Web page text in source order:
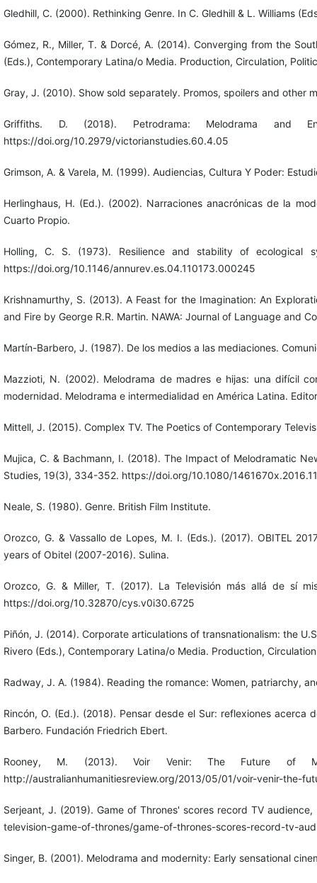
Gledhill, C. (2000). Rethinking Genre. In C. Gledhill & L. Williams
Gómez, R., Miller, T. & Dorcé, A. (2014). Converging from the
(Eds.), Contemporary Latina/o Media. Production, Circulation,
Gray, J. (2010). Show sold separately. Promos, spoilers and other
Griffiths. D. (2018). Petrodrama: Melodrama and
https://doi.org/10.2979/victorianstudies.60.4.05
Grimson, A. & Varela, M. (1999). Audiencias, Cultura Y Poder:
Herlinghaus, H. (Ed.). (2002). Narraciones anacrónicas de la
Cuarto Propio.
Holling, C. S. (1973). Resilience and stability of ecological
https://doi.org/10.1146/annurev.es.04.110173.000245
Krishnamurthy, S. (2013). A Feast for the Imagination: An
and Fire by George R.R. Martin. NAWA: Journal of Language and
Martín-Barbero, J. (1987). De los medios a las mediaciones.
Mazzioti, N. (2002). Melodrama de madres e hijas: una difícil
modernidad. Melodrama e intermedialidad en América Latina.
Mittell, J. (2015). Complex TV. The Poetics of Contemporary
Mujica, C. & Bachmann, I. (2018). The Impact of Melodramatic
Studies, 19(3), 334-352. https://doi.org/10.1080/
Neale, S. (1980). Genre. British Film Institute.
Orozco, G. & Vassallo de Lopes, M. I. (Eds.). (2017). OBITEL
years of Obitel (2007-2016). Sulina.
Orozco, G. & Miller, T. (2017). La Televisión más allá de sí
https://doi.org/10.32870/cys.v0i30.6725
Piñón, J. (2014). Corporate articulations of transnationalism: the
Rivero (Eds.), Contemporary Latina/o Media. Production,
Radway, J. A. (1984). Reading the romance: Women, patriarchy,
Rincón, O. (Ed.). (2018). Pensar desde el Sur: reflexiones
Barbero. Fundación Friedrich Ebert.
Rooney, M. (2013). Voir Venir: The Future of
http://australianhumanitiesreview.org/2013/05/01/voir-venir-the-
Serjeant, J. (2019). Game of Thrones' scores record TV
television-game-of-thrones/game-of-thrones-scores-record-tv-
Singer, B. (2001). Melodrama and modernity: Early sensational